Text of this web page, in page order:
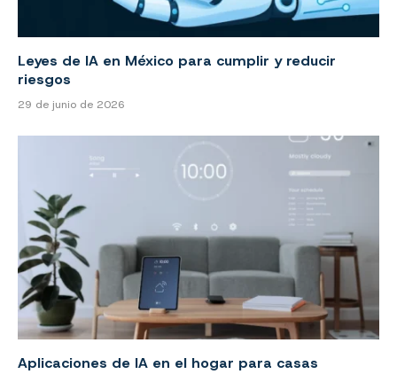
Leyes de IA en México para cumplir y reducir
riesgos
29 de junio de 2026
Aplicaciones de IA en el hogar para casas